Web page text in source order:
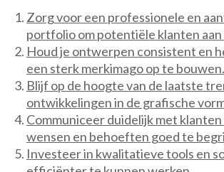
Zorg voor een professionele en
portfolio om potentiële klanten
Houd je ontwerpen consistent en
een sterk merkimago op te bouwen.
Blijf op de hoogte van de laatste
ontwikkelingen in de grafische
Communiceer duidelijk met klanten
wensen en behoeften goed te
Investeer in kwalitatieve tools en